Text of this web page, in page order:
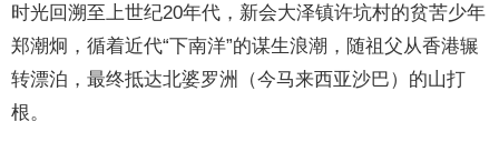
时光回溯至上世纪20年代，新会大泽镇许坑村的贫苦少年
郑潮炯，循着近代“下南洋”的谋生浪潮，随祖父从香港辗
转漂泊，最终抵达北婆罗洲（今马来西亚沙巴）的山打
根。